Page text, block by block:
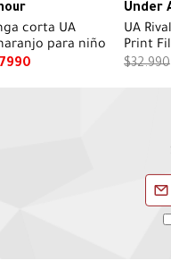
corta UA
para niño
7990
Under
UA
Print
para
$32.990